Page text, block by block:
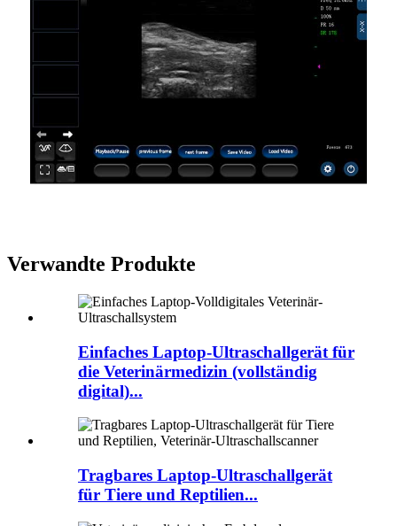
Verwandte Produkte
Einfaches Laptop-Ultraschallgerät für
die Veterinärmedizin (vollständig
digital)...
Tragbares Laptop-Ultraschallgerät
für Tiere und Reptilien...